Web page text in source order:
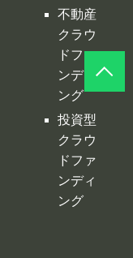
クラウ
ドファ
ンディ
ング